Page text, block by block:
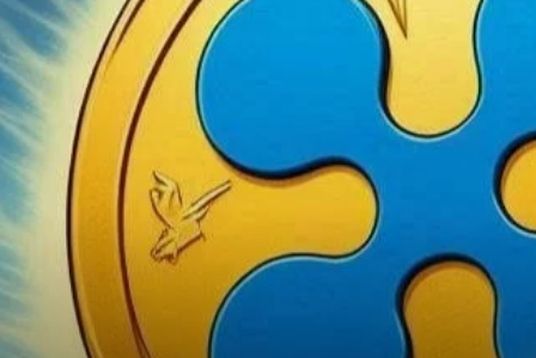
Le Coup Audacieux de Ripple